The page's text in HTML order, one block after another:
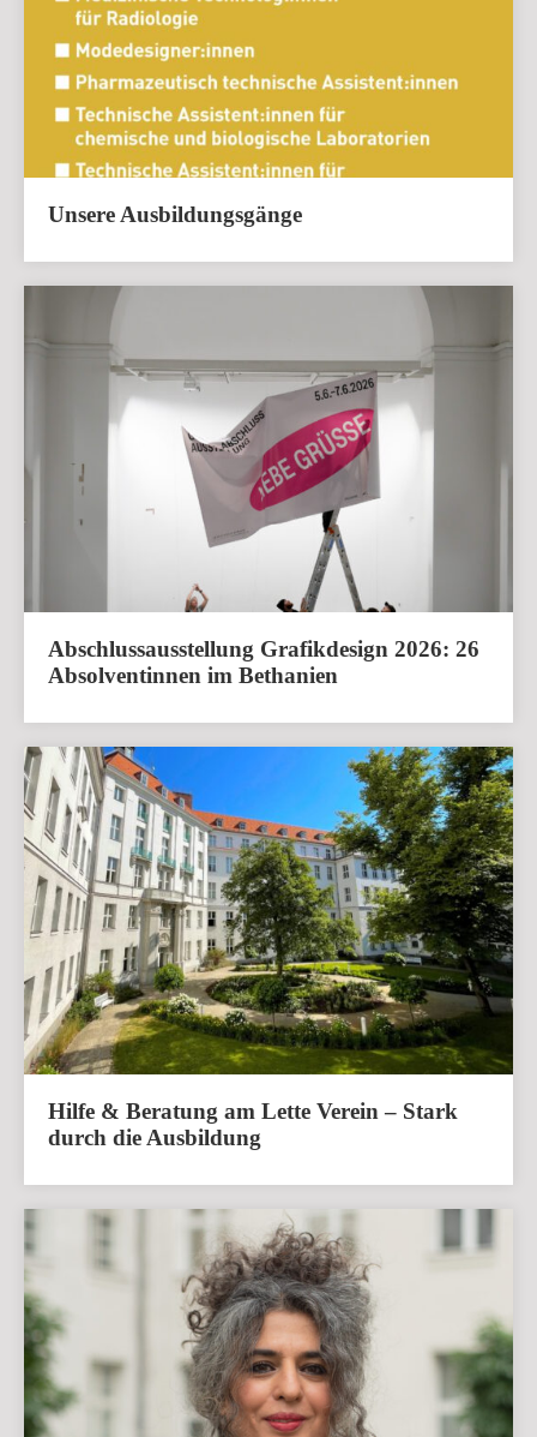
Unsere Ausbildungsgänge
Abschlussausstellung Grafikdesign 2026: 26
Absolventinnen im Bethanien
Hilfe & Beratung am Lette Verein – Stark
durch die Ausbildung